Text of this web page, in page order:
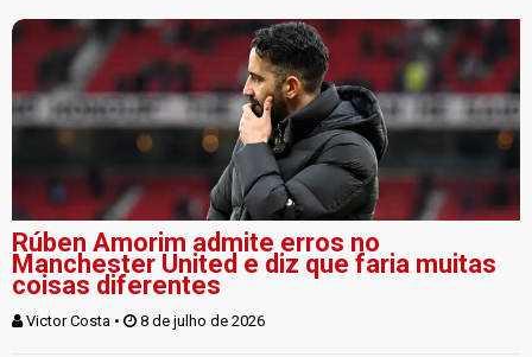
Rúben Amorim admite erros no
Manchester United e diz que faria muitas
coisas diferentes
Victor Costa • 8 de julho de 2026